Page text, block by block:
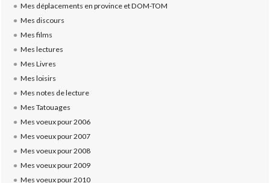
Mes déplacements en province et DOM-TOM
Mes discours
Mes films
Mes lectures
Mes Livres
Mes loisirs
Mes notes de lecture
Mes Tatouages
Mes voeux pour 2006
Mes voeux pour 2007
Mes voeux pour 2008
Mes voeux pour 2009
Mes voeux pour 2010